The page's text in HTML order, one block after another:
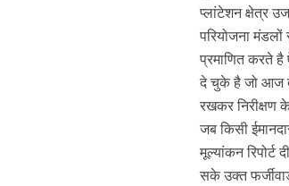
प्लांटेशन क्षेत्र
परियोजना मंडलों
प्रमाणित करते है
दे चुके है जो आज
रखकर निरीक्षण
जब किसी
मूल्यांकन रिपोर्ट
सके उक्त